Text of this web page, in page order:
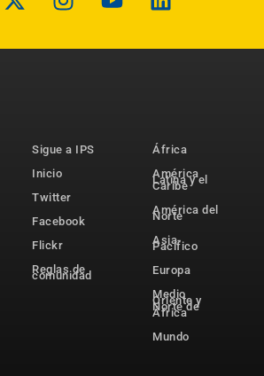
Sigue a IPS
Inicio
Twitter
Facebook
Flickr
Reglas de
comunidad
África
América
Latina y el
Caribe
América del
Norte
Asia-
Pacífico
Europa
Medio
Oriente y
Norte de
África
Mundo